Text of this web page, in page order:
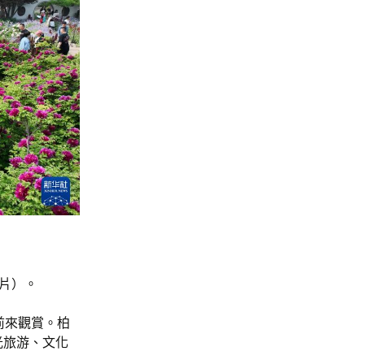
）。
來觀賞。柏
游、文化